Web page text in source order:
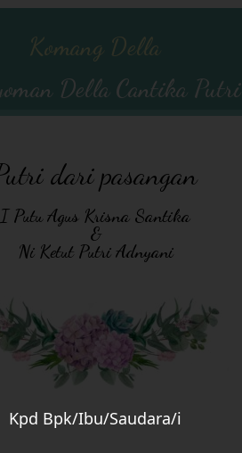
Kpd Bpk/Ibu/Saudara/i
Komang Della
Della Cantika Putri
dari pasangan
I Putu Agus Krisna Santika
&
Ni Ketut Putri Adnyani